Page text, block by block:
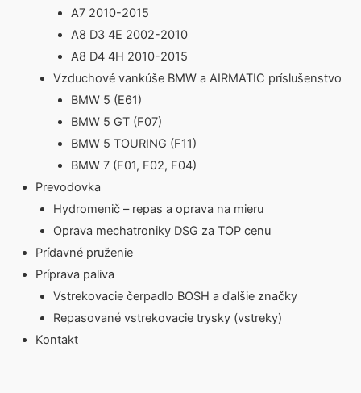
A7 2010-2015
A8 D3 4E 2002-2010
A8 D4 4H 2010-2015
Vzduchové vankúše BMW a AIRMATIC príslušenstvo
BMW 5 (E61)
BMW 5 GT (F07)
BMW 5 TOURING (F11)
BMW 7 (F01, F02, F04)
Prevodovka
Hydromenič – repas a oprava na mieru
Oprava mechatroniky DSG za TOP cenu
Prídavné pruženie
Príprava paliva
Vstrekovacie čerpadlo BOSH a ďalšie značky
Repasované vstrekovacie trysky (vstreky)
Kontakt